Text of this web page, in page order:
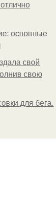
основные
свой
свою
для бега.